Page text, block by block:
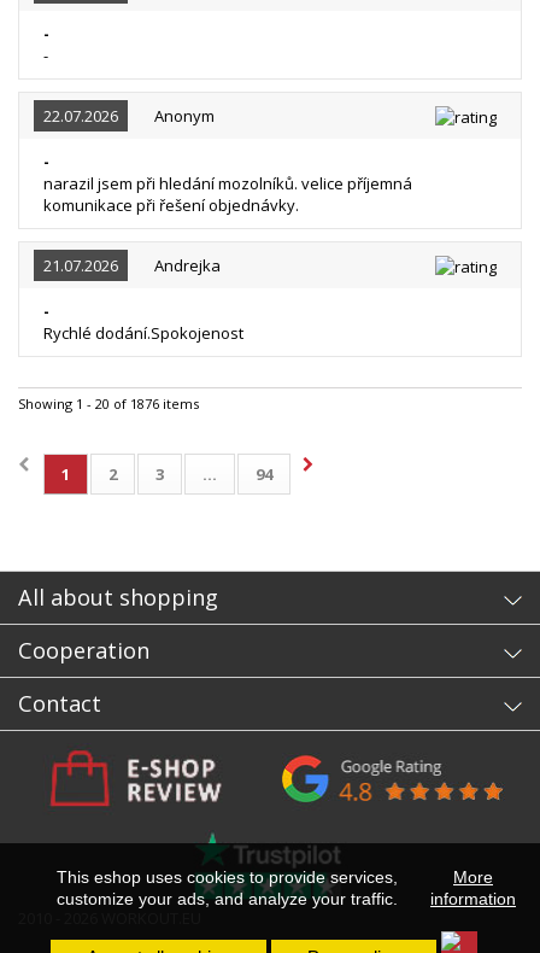
This eshop uses cookies to provide services,
customize your ads, and analyze your traffic.
More
information
-
-
22.07.2026 Anonym
-
narazil jsem při hledání mozolníků. velice příjemná
komunikace při řešení objednávky.
21.07.2026 Andrejka
-
Rychlé dodání.Spokojenost
Showing 1 - 20 of 1876 items
1 2 3 ... 94
All about shopping
Cooperation
Contact